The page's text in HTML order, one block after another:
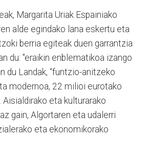
Margarita Uriak Espainiako
alde egindako lana eskertu eta
berria egiteak duen garrantzia
du: "eraikin enblematikoa izango
du Landak, “funtzio-anitzeko
modernoa, 22 milioi eurotako
Aisialdirako eta kulturarako
gain, Algortaren eta udalerri
eta ekonomikorako